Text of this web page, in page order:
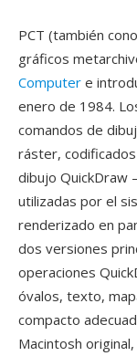
PCT (también
gráficos
Computer e
enero de 1984.
comandos de
ráster,
dibujo QuickDraw
utilizadas por el
renderizado en
dos versiones
operaciones
óvalos, texto,
compacto
Macintosh